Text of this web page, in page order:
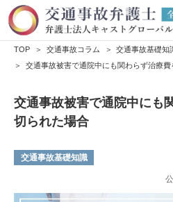
TOP 交通事故コラム
交通事故基礎知
交通事故被害で通院中にも関わらず治療
交通事故被害で通院中にも
切られた場合
交通事故基礎知識